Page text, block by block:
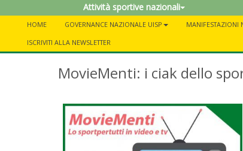
Attività sportive nazionali
HOME GOVERNANCE NAZIONALE UISP MANIFESTAZIONI
ISCRIVITI ALLA NEWSLETTER
MovieMenti: i ciak dello